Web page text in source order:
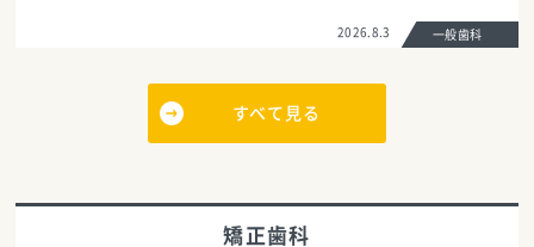
2026.8.3 一般歯科
すべて見る
矯正歯科